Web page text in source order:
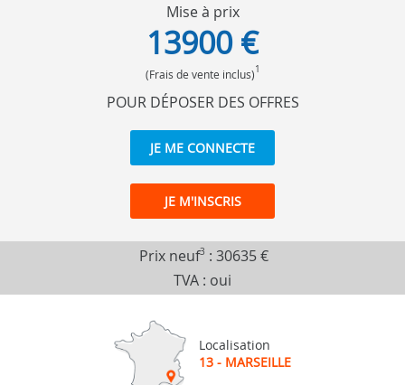
Mise à prix
13900 €
(Frais de vente inclus)1
POUR DÉPOSER DES OFFRES
JE ME CONNECTE
JE M'INSCRIS
Prix neuf3 : 30635 €
TVA : oui
Localisation
13 - MARSEILLE